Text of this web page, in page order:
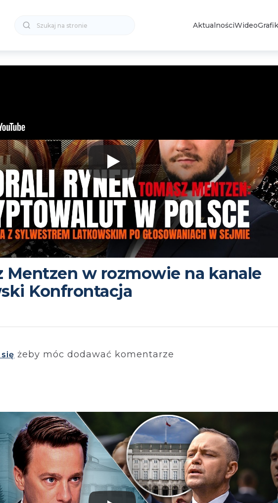
for:
AktualnościWideo
Mentzen w rozmowie na kanale
Konfrontacja
żeby móc dodawać komentarze